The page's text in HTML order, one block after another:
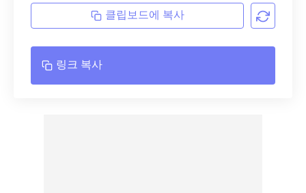
클립보드에 복사
링크 복사